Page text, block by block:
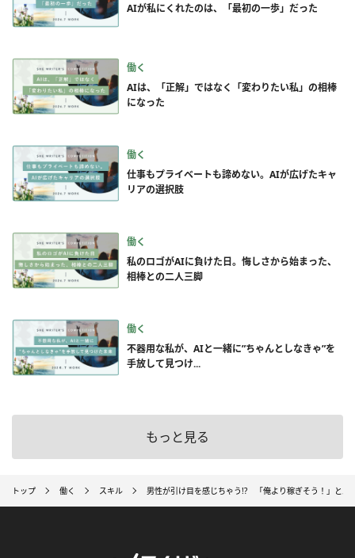
AIが私にくれたのは、「最初の一歩」だった
働く
AIは、「正解」ではなく「変わりたい私」の相棒
になった
働く
仕事もプライベートも諦めない。AIが広げたキャ
リアの選択肢
働く
私のロゴがAIに負けた日。悔しさから始まった、
相棒との二人三脚
働く
不器用な私が、AIと一緒に”ちゃんとしなきゃ”を
手放して見つけ...
もっと見る
トップ 働く スキル 男性が引け目を感じちゃう!? 「俺より稼ぎそう！」と思